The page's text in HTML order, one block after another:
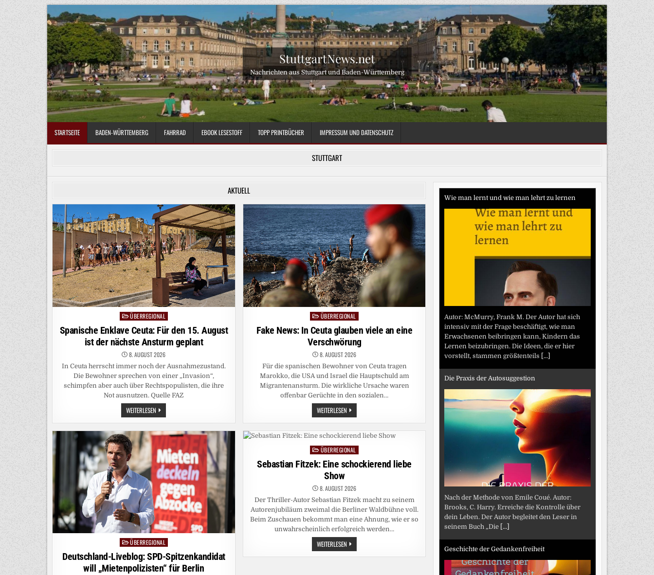
Skip
to
content
StuttgartNews.net
Nachrichten aus Stuttgart und Baden-Württemberg
STARTSEITE BADEN-WÜRTTEMBERG FAHRRAD EBOOK LESESTOFF TOPP PRINTBÜCHER IMPRESSUM UND DATENSCHUTZ
STUTTGART
AKTUELL
PostedÜBERREGIONAL
Spanische Enklave Ceuta: Für den 15. August
ist der nächste Ansturm geplant
8. AUGUST 2026
In Ceuta herrscht immer noch der Ausnahmezustand.
Die Bewohner sprechen von einer „Invasion“,
schimpfen aber auch über Rechtspopulisten, die ihre
Not ausnutzen. Quelle FAZ
WEITERLESEN SPANISCHE
ENKLAVE
CEUTA:
DEN
15.
AUGUST
IST
DER
NÄCHSTE
ANSTURM
GEPLANT
Posted
in
ÜBERREGIONAL
Fake News: In Ceuta glauben viele an eine
Verschwörung
8. AUGUST 2026
Für die spanischen Bewohner von Ceuta tragen
Marokko, die USA und Israel die Hauptschuld am
Migrantenansturm. Die wirkliche Ursache waren
offenbar Gerüchte in den sozialen…
WEITERLESEN FAKE
NEWS:
IN
GLAUBEN
VIELE
AN
EINE
VERSCHWÖRUNG
PostedÜBERREGIONAL
Deutschland-Liveblog: SPD-Spitzenkandidat
will „Mietenpolizisten“ für Berlin
Posted
in
ÜBERREGIONAL
Sebastian Fitzek: Eine schockierend liebe
Show
8. AUGUST 2026
Der Thriller-Autor Sebastian Fitzek macht zu seinem
Autorenjubiläum zweimal die Berliner Waldbühne voll.
Beim Zuschauen bekommt man eine Ahnung, wie er so
unwahrscheinlich erfolgreich werden…
WEITERLESEN SEBASTIAN
FITZEK:
EINE
Wie man lernt und wie man lehrt zu lernen
Autor: McMurry, Frank M. Der Autor hat sich
intensiv mit der Frage beschäftigt, wie man
Erwachsenen beibringen kann, Kindern das
Lernen beizubringen. Die Ideen, die er hier
vorstellt, stammen größtenteils [...]
Die Praxis der Autosuggestion
Nach der Methode von Emile Coué. Autor:
Brooks, C. Harry. Erreiche die Kontrolle über
dein Leben. Der Autor begleitet den Leser in
seinem Buch „Die [...]
Geschichte der Gedankenfreiheit